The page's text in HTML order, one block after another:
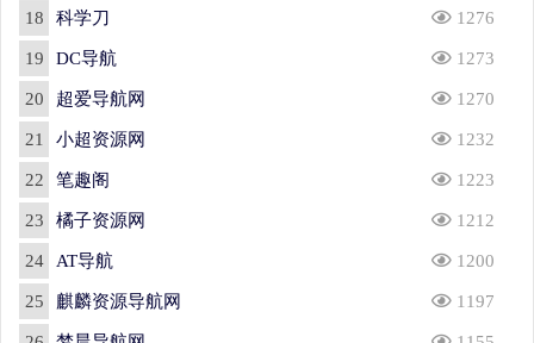
18 科学刀 1276
19 DC导航 1273
20 超爱导航网 1270
21 小超资源网 1232
22 笔趣阁 1223
23 橘子资源网 1212
24 AT导航 1200
25 麒麟资源导航网 1197